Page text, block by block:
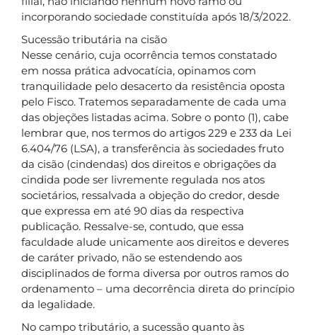
incorporando sociedade constituída após 18/3/2022.
Sucessão tributária na cisão
Nesse cenário, cuja ocorrência temos constatado
em nossa prática advocatícia, opinamos com
tranquilidade pelo desacerto da resistência oposta
pelo Fisco. Tratemos separadamente de cada uma
das objeções listadas acima. Sobre o ponto (1), cabe
lembrar que, nos termos do artigos 229 e 233 da Lei
6.404/76 (LSA), a transferência às sociedades fruto
da cisão (cindendas) dos direitos e obrigações da
cindida pode ser livremente regulada nos atos
societários, ressalvada a objeção do credor, desde
que expressa em até 90 dias da respectiva
publicação. Ressalve-se, contudo, que essa
faculdade alude unicamente aos direitos e deveres
de caráter privado, não se estendendo aos
disciplinados de forma diversa por outros ramos do
ordenamento – uma decorrência direta do princípio
da legalidade.
No campo tributário, a sucessão quanto às